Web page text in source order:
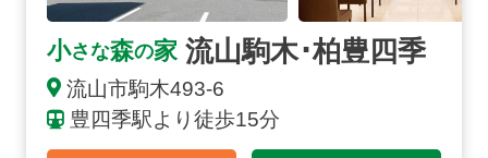
小さな森の家 流山駒木･柏豊四季
流山市駒木493-6
豊四季駅より徒歩15分